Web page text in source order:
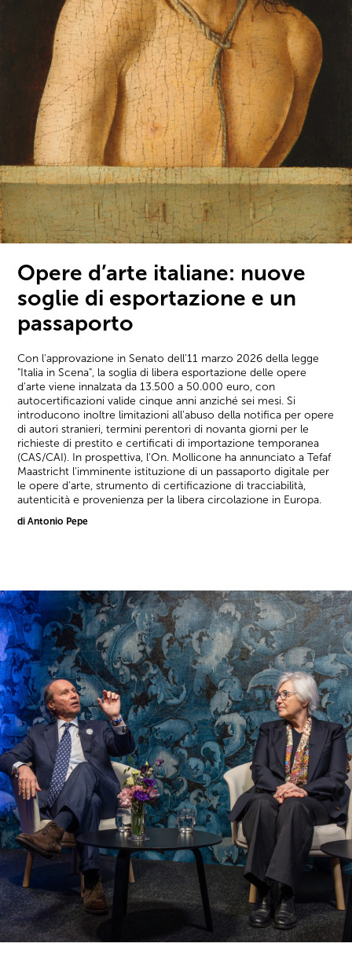
Opere d’arte italiane: nuove
soglie di esportazione e un
passaporto
Con l'approvazione in Senato dell'11 marzo 2026 della legge
"Italia in Scena", la soglia di libera esportazione delle opere
d'arte viene innalzata da 13.500 a 50.000 euro, con
autocertificazioni valide cinque anni anziché sei mesi. Si
introducono inoltre limitazioni all'abuso della notifica per opere
di autori stranieri, termini perentori di novanta giorni per le
richieste di prestito e certificati di importazione temporanea
(CAS/CAI). In prospettiva, l'On. Mollicone ha annunciato a Tefaf
Maastricht l'imminente istituzione di un passaporto digitale per
le opere d'arte, strumento di certificazione di tracciabilità,
autenticità e provenienza per la libera circolazione in Europa.
di Antonio Pepe